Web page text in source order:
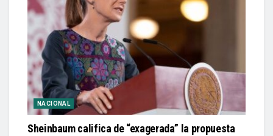
NACIONAL
Sheinbaum califica de “exagerada” la propuesta